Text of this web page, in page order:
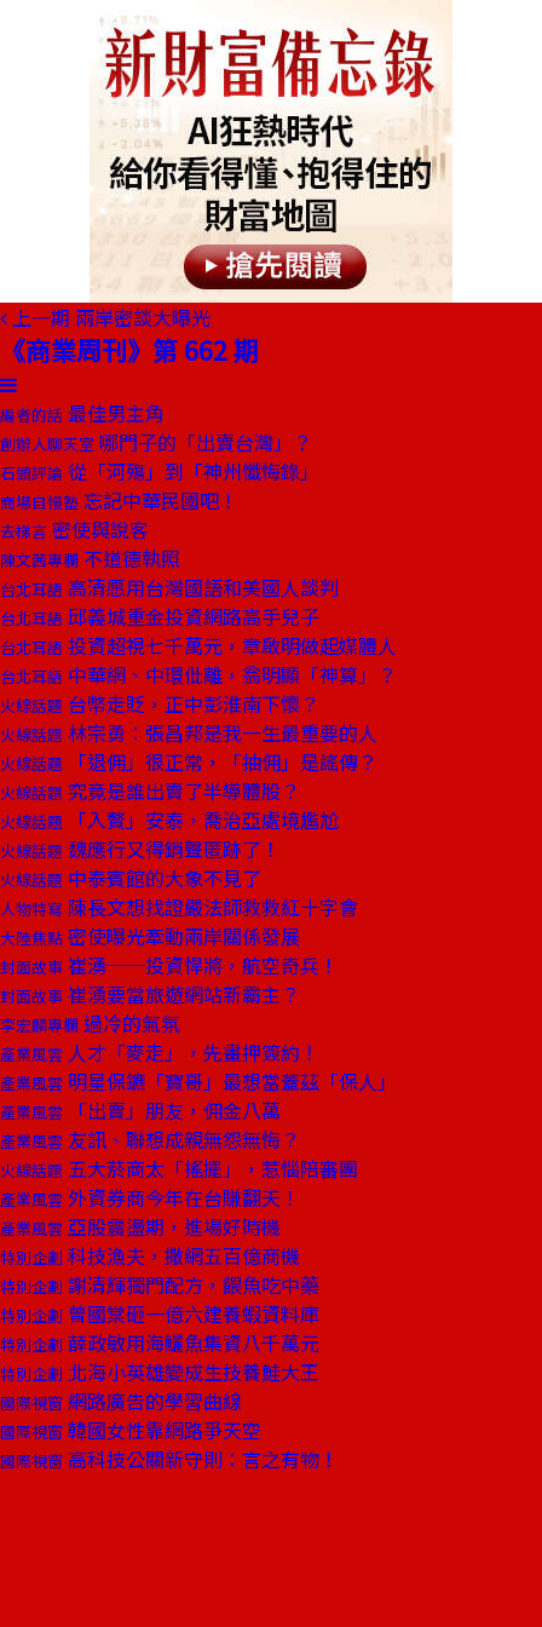
上一期 兩岸密談大曝光
《商業周刊》第 662 期
編者的話 最佳男主角
創辦人聊天室 哪門子的「出賣台灣」？
石頭評論 從「河殤」到「神州懺悔錄」
商場自慢塾 忘記中華民國吧！
去梯言 密使與說客
陳文茜專欄 不道德執照
台北耳語 高清愿用台灣國語和美國人談判
台北耳語 邱義城重金投資網路高手兒子
台北耳語 投資超視七千萬元，章啟明做起媒體人
台北耳語 中華網、中環仳離，翁明顯「神算」？
火線話題 台幣走貶，正中彭淮南下懷？
火線話題 林宗勇︰張昌邦是我一生最重要的人
火線話題 「退佣」很正常，「抽佣」是謠傳？
火線話題 究竟是誰出賣了半導體股？
火線話題 「入贅」安泰，喬治亞處境尷尬
火線話題 魏應行又得銷聲匿跡了！
火線話題 中泰賓館的大象不見了
人物特寫 陳長文想找證嚴法師救救紅十字會
大陸焦點 密使曝光牽動兩岸關係發展
封面故事 崔湧──投資悍將，航空奇兵！
封面故事 崔湧要當旅遊網站新霸主？
李宏麟專欄 過冷的氣氛
產業風雲 人才「麥走」，先畫押簽約！
產業風雲 明星保鑣「寶哥」最想當蓋茲「保人」
產業風雲 「出賣」朋友，佣金八萬
產業風雲 友訊、聯想成親無怨無悔？
火線話題 五大菸商太「搖擺」，惹惱陪審團
產業風雲 外資券商今年在台賺翻天！
產業風雲 亞股震盪期，進場好時機
特別企劃 科技漁夫，撒網五百億商機
特別企劃 謝清輝獨門配方，餵魚吃中藥
特別企劃 曾國棠砸一億六建養蝦資料庫
特別企劃 薛政敏用海鱺魚集資八千萬元
特別企劃 北海小英雄變成生技養鮭大王
國際視窗 網路廣告的學習曲線
國際視窗 韓國女性靠網路爭天空
國際視窗 高科技公關新守則：言之有物！